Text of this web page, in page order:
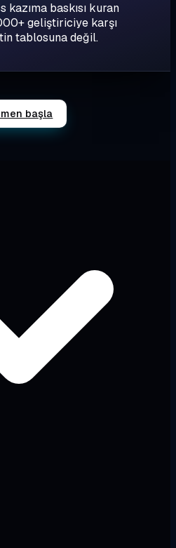
baskısı kuran
geliştiriciye karşı
tablosuna değil.
başla